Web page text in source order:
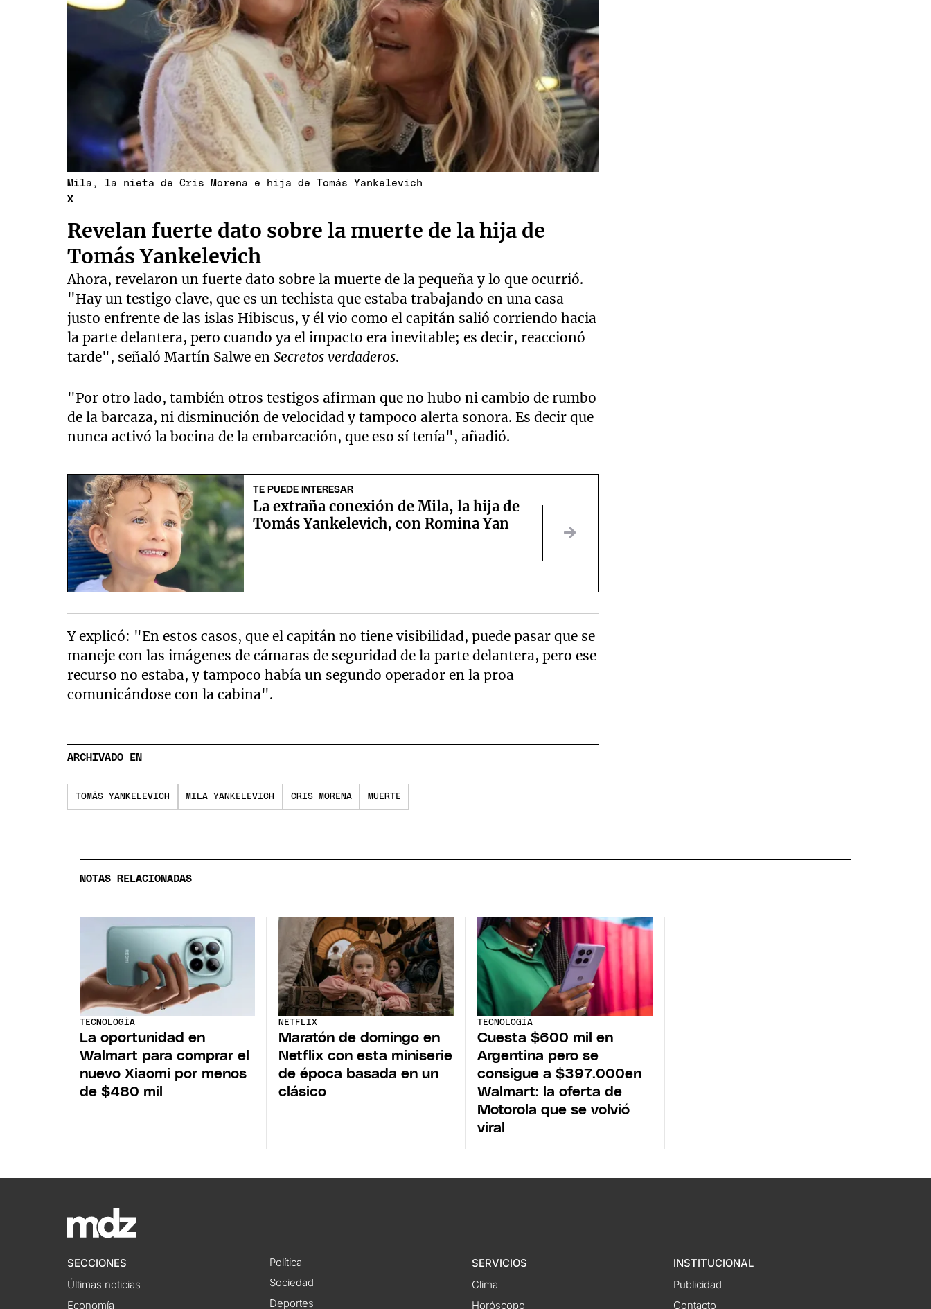
Mila, la nieta de Cris Morena e hija de Tomás Yankelevich
X
Revelan fuerte dato sobre la muerte de la hija de
Tomás Yankelevich
Ahora, revelaron un fuerte dato sobre la muerte de la pequeña y lo que ocurrió.
"Hay un testigo clave, que es un techista que estaba trabajando en una casa
justo enfrente de las islas Hibiscus, y él vio como el capitán salió corriendo hacia
la parte delantera, pero cuando ya el impacto era inevitable; es decir, reaccionó
tarde", señaló Martín Salwe enSecretos verdaderos.
"Por otro lado, también otros testigos afirman que no hubo ni cambio de rumbo
de la barcaza, ni disminución de velocidad y tampoco alerta sonora. Es decir que
nunca activó la bocina de la embarcación, que eso sí tenía", añadió.
TE PUEDE INTERESAR
La extraña conexión de Mila, la hija de
Tomás Yankelevich, con Romina Yan
Y explicó: "En estos casos, que el capitán no tiene visibilidad, puede pasar que se
maneje con las imágenes de cámaras de seguridad de la parte delantera, pero ese
recurso no estaba, y tampoco había un segundo operador en la proa
comunicándose con la cabina".
ARCHIVADO EN
TOMÁS YANKELEVICH MILA YANKELEVICH CRIS MORENA MUERTE
NOTAS RELACIONADAS
TECNOLOGÍA
La oportunidad en
Walmart para comprar el
nuevo Xiaomi por menos
de $480 mil
NETFLIX
Maratón de domingo en
Netflix con esta miniserie
de época basada en un
clásico
TECNOLOGÍA
Cuesta $600 mil en
Argentina pero se
consigue a $397.000en
Walmart: la oferta de
Motorola que se volvió
viral
SECCIONES
Últimas noticias
Economía
Política
Sociedad
Deportes
SERVICIOS
Clima
Horóscopo
INSTITUCIONAL
Publicidad
Contacto